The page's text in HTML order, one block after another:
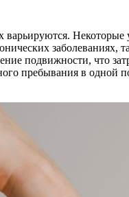
варьируются.
заболеваниях,
подвижности, что
пребывания в одной